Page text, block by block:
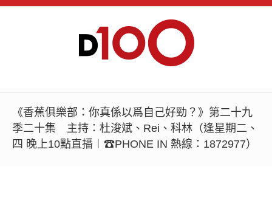
《香蕉俱樂部：你真係以爲自己好勁？》第二十九
季二十集 主持：杜浚斌、Rei、科林（逢星期二、
四 晚上10點直播︱☎PHONE IN 熱線：1872977）